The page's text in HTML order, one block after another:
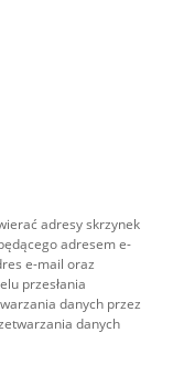
adresy skrzynek
adresem e-
e-mail oraz
przesłania
danych przez
danych